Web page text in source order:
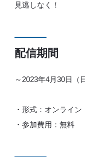
見逃しなく！
配信期間
～2023年4月30日（
・形式：オンライン
・参加費用：無料